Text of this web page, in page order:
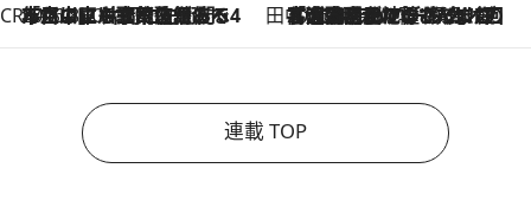
CREA'S CHOICE
2026.8.7
「立川にも歌舞伎があるんだよ」 片岡仁左衛門・市川中車ら豪華座組みで4年目の立川立飛歌舞伎へ 田中稲の勝手に再ブーム
2026.8.7
「湘南乃風に憧れて」観客大盛上がりの“タオル回し”に、ラッパー顔負けの高速歌唱まで…さだまさし（74）のアグレッシブすぎる現在地
連載 TOP